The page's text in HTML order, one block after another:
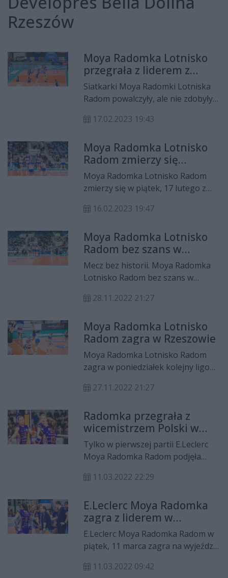
Rzeszów
Moya Radomka Lotnisko
przegrała z liderem z
Rzeszowa
Siatkarki Moya Radomki Lotniska
Radom powalczyły, ale nie zdobyły
Developres Bella Dolina Rzeszów
Centrum Sportu 3:1.
17.02.2023 19:43
Moya Radomka Lotnisko
Radom zmierzy się
liderem z Rzeszowa
Moya Radomka Lotnisko Radom
zmierzy się w piątek, 17 lutego z
Ligi, Developresem Bella Dolina
16.02.2023 19:47
Moya Radomka Lotnisko
Radom bez szans w
Rzeszowie
Mecz bez historii. Moya Radomka
Lotnisko Radom bez szans w
Dolina Rzeszów.
28.11.2022 21:27
Moya Radomka Lotnisko
Radom zagra w Rzeszowie
Moya Radomka Lotnisko Radom
zagra w poniedziałek kolejny ligowy
27.11.2022 21:27
Radomka przegrała z
wicemistrzem Polski w
Rzeszowie
Tylko w pierwszej partii E.Leclerc
Moya Radomka Radom podjęła
aktualnym wicemistrzem Polski,
Rzeszów. Ekipa z Podkarpacia
wygrała u siebie 3:1.
11.03.2022 22:29
E.Leclerc Moya Radomka
zagra z liderem w
Rzeszowie
E.Leclerc Moya Radomka Radom w
piątek, 11 marca zagra na wyjeździe
Developresem Bella Dolina
11.03.2022 09:42